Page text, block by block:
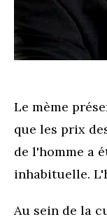
Le mème
que les prix
de l'homme a
inhabituelle.
Au sein de la